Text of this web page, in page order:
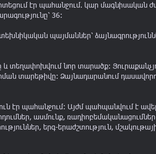
էր պահանջում. կար մագնիսական
36:
պայմաններ՝
և տեղափոխվում նոր տարածք:
տարեթիվը: Ձայնադարանում
էր պահանջում: Այժմ պահպանվում է
ասմունք,
երգ-երաժշտություն,